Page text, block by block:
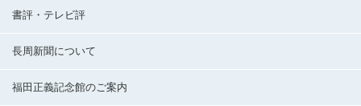
書評・テレビ評
長周新聞について
福田正義記念館のご案内